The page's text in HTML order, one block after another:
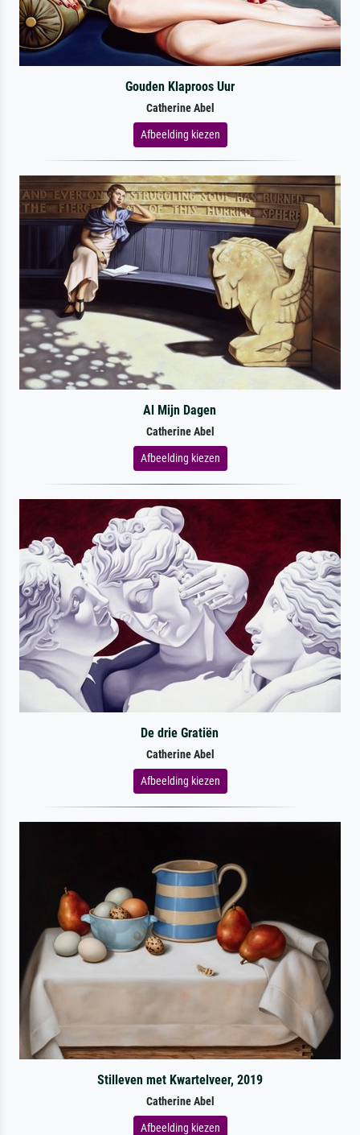
Gouden Klaproos Uur
Catherine Abel
Afbeelding kiezen
Al Mijn Dagen
Catherine Abel
Afbeelding kiezen
De drie Gratiën
Catherine Abel
Afbeelding kiezen
Stilleven met Kwartelveer, 2019
Catherine Abel
Afbeelding kiezen